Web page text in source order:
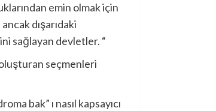
emin olmak için
dışarıdaki
sağlayan devletler. “
oluşturan seçmenleri
bak” ı nasıl kapsayıcı